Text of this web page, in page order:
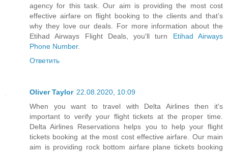
agency for this task. Our aim is providing the most cost
effective airfare on flight booking to the clients and that’s
why they love our deals. For more information about the
Etihad Airways Flight Deals, you'll turn Etihad Airways
Phone Number.
Ответить
Oliver Taylor 22.08.2020, 10:09
When you want to travel with Delta Airlines then it's
important to verify your flight tickets at the proper time.
Delta Airlines Reservations helps you to help your flight
tickets booking at the most cost effective airfare. Our main
aim is providing rock bottom airfare plane tickets booking